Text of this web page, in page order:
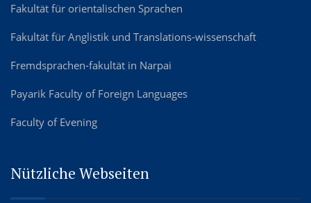
Fakultät für orientalischen Sprachen
Fakultät für Anglistik und Translations-wissenschaft
Fremdsprachen-fakultät in Narpai
Payarik Faculty of Foreign Languages
Faculty of Evening
Nützliche Webseiten